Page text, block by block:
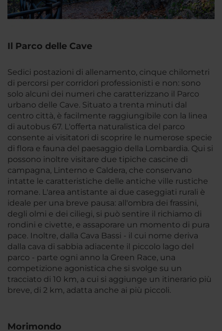
Il Parco delle Cave
Sedici postazioni di allenamento, cinque chilometri
di percorsi per corridori professionisti e non: sono
solo alcuni dei numeri che caratterizzano il Parco
urbano delle Cave. Situato a trenta minuti dal
centro città, è facilmente raggiungibile con la linea
di autobus 67. L'offerta naturalistica del parco
consente ai visitatori di scoprire le numerose specie
di flora e fauna del paesaggio della Lombardia. Qui si
possono inoltre visitare due tipiche cascine di
campagna, Linterno e Caldera, che conservano
intatte le caratteristiche delle antiche ville rustiche
romane. L'area antistante ai due caseggiati rurali è
ideale per una breve pausa: all'ombra dei frassini,
degli olmi e dei ciliegi, si può sentire il richiamo di
rondini e civette, e assaporare un momento di pura
pace. Inoltre, dalla Cava Bassi - il cui nome deriva
dalla cava di sabbia adiacente il piccolo lago del
parco - parte ogni anno la Green Race, una
competizione agonistica che si svolge su un
tracciato di 10 km, a cui si aggiunge un itinerario più
breve, di 2 km, adatta anche ai più piccoli.
Morimondo